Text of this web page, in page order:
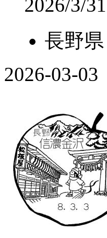
2026/3/
長野県
2026-03-03